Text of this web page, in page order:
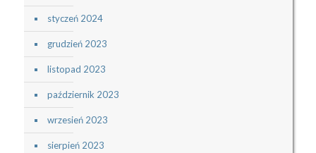
styczeń 2024
grudzień 2023
listopad 2023
październik 2023
wrzesień 2023
sierpień 2023